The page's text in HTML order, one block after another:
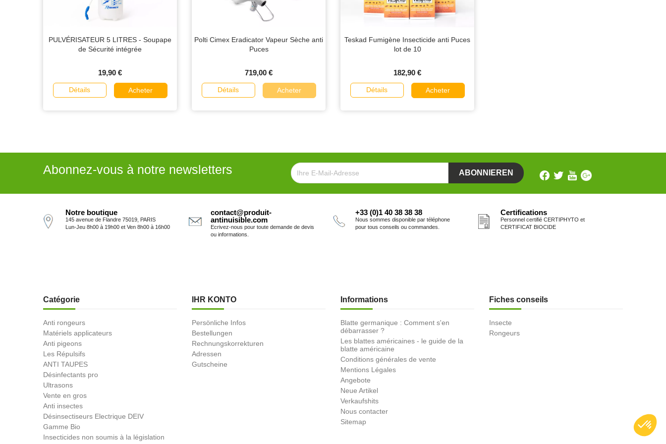
PULVÉRISATEUR 5 LITRES - Soupape
de Sécurité intégrée
19,90 €
Détails Acheter
Polti Cimex Eradicator Vapeur Sèche anti
Puces
719,00 €
Détails Acheter
Teskad Fumigène Insecticide anti Puces
lot de 10
182,90 €
Détails Acheter
Abonnez-vous à notre newsletters
Notre boutique
145 avenue de Flandre 75019, PARIS
Lun-Jeu 8h00 à 19h00 et Ven 8h00 à 16h00
contact@produit-
antinuisible.com
Ecrivez-nous pour toute demande de devis
ou informations.
+33 (0)1 40 38 38 38
Nous sommes disponible par téléphone
pour tous conseils ou commandes.
Certifications
Personnel certifié CERTIPHYTO et
CERTIFICAT BIOCIDE
Catégorie
Anti rongeurs
Matériels applicateurs
Anti pigeons
Les Répulsifs
ANTI TAUPES
Désinfectants pro
Ultrasons
Vente en gros
Anti insectes
Désinsectiseurs Electrique DEIV
Gamme Bio
Insecticides non soumis à la législation
IHR KONTO
Persönliche Infos
Bestellungen
Rechnungskorrekturen
Adressen
Gutscheine
Informations
Blatte germanique : Comment s'en
débarrasser ?
Les blattes américaines - le guide de la
blatte américaine
Conditions générales de vente
Mentions Légales
Angebote
Neue Artikel
Verkaufshits
Nous contacter
Sitemap
Fiches conseils
Insecte
Rongeurs